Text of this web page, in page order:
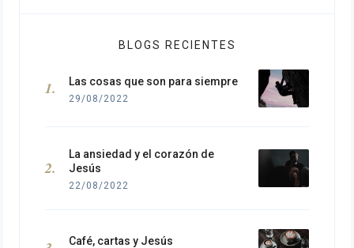
BLOGS RECIENTES
Las cosas que son para siempre
29/08/2022
La ansiedad y el corazón de
Jesús
22/08/2022
Café, cartas y Jesús